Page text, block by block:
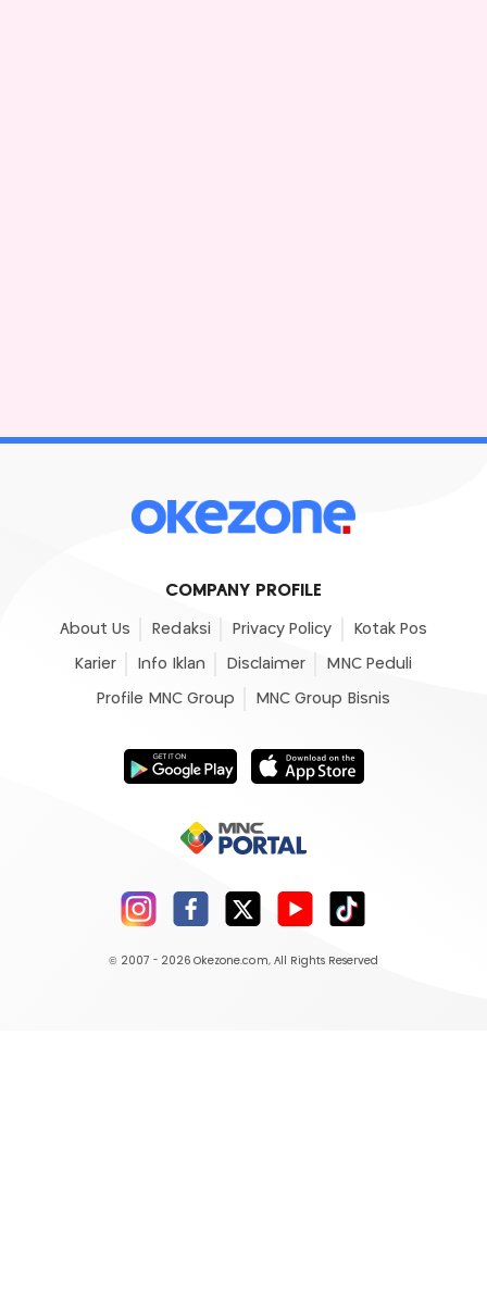
COMPANY PROFILE
About Us Redaksi Privacy Policy Kotak Pos
Karier Info Iklan Disclaimer MNC Peduli
Profile MNC Group MNC Group Bisnis
© 2007 - 2026 Okezone.com, All Rights Reserved